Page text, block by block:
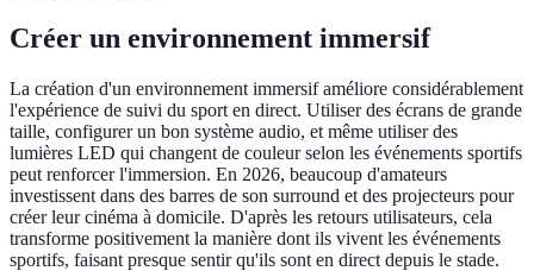
Créer un environnement immersif
La création d'un environnement immersif améliore considérablement
l'expérience de suivi du sport en direct. Utiliser des écrans de grande
taille, configurer un bon système audio, et même utiliser des
lumières LED qui changent de couleur selon les événements sportifs
peut renforcer l'immersion. En 2026, beaucoup d'amateurs
investissent dans des barres de son surround et des projecteurs pour
créer leur cinéma à domicile. D'après les retours utilisateurs, cela
transforme positivement la manière dont ils vivent les événements
sportifs, faisant presque sentir qu'ils sont en direct depuis le stade.